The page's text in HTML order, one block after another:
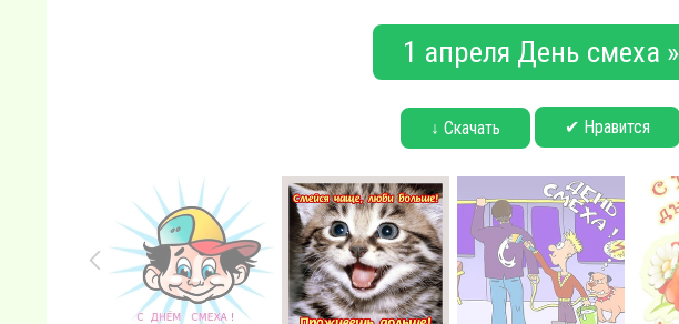
1 апреля День смеха »
↓ Скачать ✔ Нравится